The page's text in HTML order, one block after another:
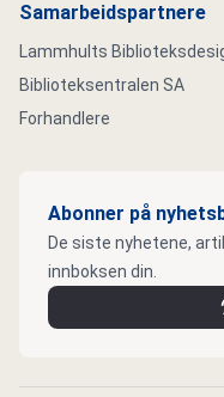
Samarbeidspartnere
Lammhults
Biblioteksentralen SA
Forhandlere
Abonner på
De siste nyhetene,
innboksen din.